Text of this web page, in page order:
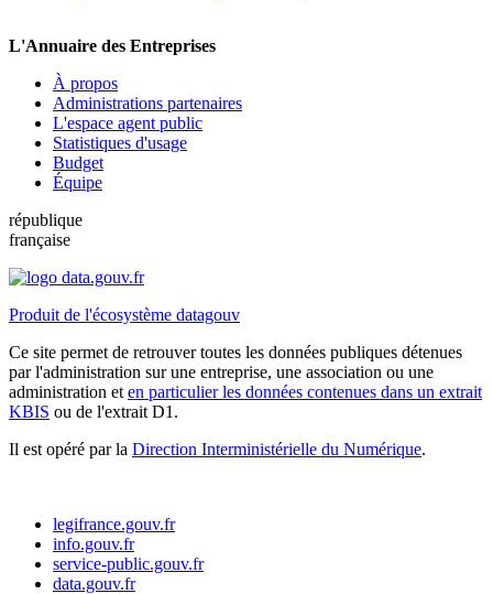
L'Annuaire des Entreprises
À propos
Administrations partenaires
L'espace agent public
Statistiques d'usage
Budget
Équipe
république
française
Produit de l'écosystème datagouv
Ce site permet de retrouver toutes les données publiques détenues
par l'administration sur une entreprise, une association ou une
administration et en particulier les données contenues dans un extrait
KBIS ou de l'extrait D1.
Il est opéré par la Direction Interministérielle du Numérique.
legifrance.gouv.fr
info.gouv.fr
service-public.gouv.fr
data.gouv.fr